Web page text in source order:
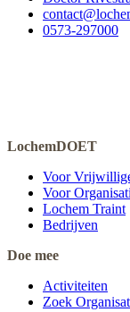
0573-297000
LochemDOET
Voor
Voor
Lochem Traint
Bedrijven
Doe mee
Activiteiten
Zoek